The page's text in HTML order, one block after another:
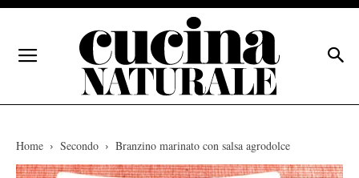
Home Secondo Branzino marinato con salsa agrodolce